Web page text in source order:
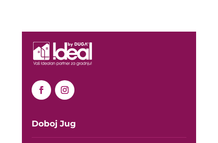
Doboj Jug